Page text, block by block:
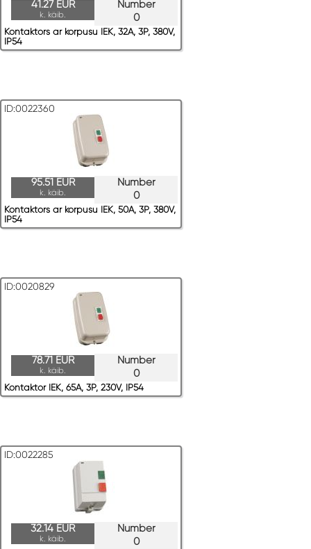
Number
0
41.27 EUR
k. käib.
Kontaktors ar korpusu IEK, 32A, 3P, 380V,
IP54
ID:0022360
Number
0
95.51 EUR
k. käib.
Kontaktors ar korpusu IEK, 50A, 3P, 380V,
IP54
ID:0020829
Number
0
78.71 EUR
k. käib.
Kontaktor IEK, 65A, 3P, 230V, IP54
ID:0022285
Number
0
32.14 EUR
k. käib.